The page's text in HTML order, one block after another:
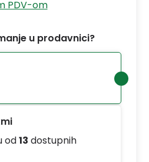
PDV-om
u prodavnici?
od13 dostupnih